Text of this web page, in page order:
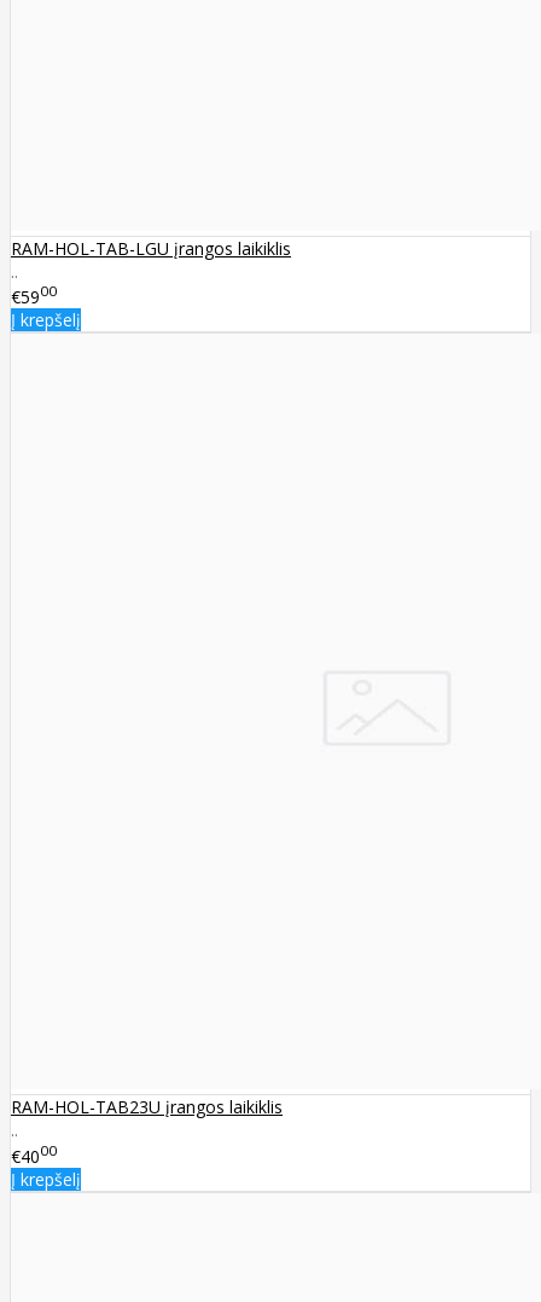
RAM-HOL-TAB-LGU įrangos laikiklis
..
€5900
Į krepšelį
RAM-HOL-TAB23U įrangos laikiklis
..
€4000
Į krepšelį